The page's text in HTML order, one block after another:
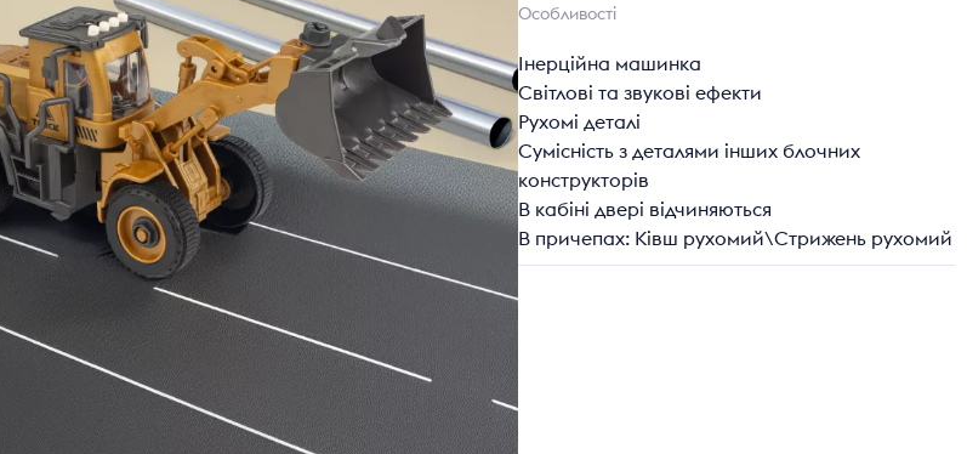
Особливості
Інерційна машинка
Світлові та звукові ефекти
Рухомі деталі
Сумісність з деталями інших блочних
конструкторів
В кабіні двері відчиняються
В причепах: Ківш рухомий\Стрижень рухомий